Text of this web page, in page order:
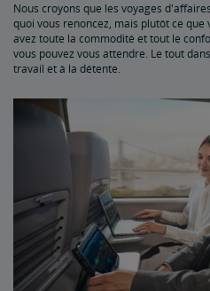
Repas traditionnels
Plusieurs options de repas
Café
Repas à bord de l'Acela
Menus spéciaux et besoins
Aliments, boissons et
Information sur les bagages et
Bagages à main
Bagages enregistrés
Articles spéciaux
Articles interdits dans les
Signalement d'objets perdus
Limitation de responsabilité sur
Faire votre valise
Service d'enregistrement des
Armes à feu dans les bagages
Voyage avec Wi-Fi
Animaux de compagnie dans
Apportez votre bicyclette
FAQ sur les vélos
Nous croyons que les voyages
quoi vous renoncez, mais plutôt ce que
avez toute la commodité et tout le
vous pouvez vous attendre. Le tout
travail et à la détente.